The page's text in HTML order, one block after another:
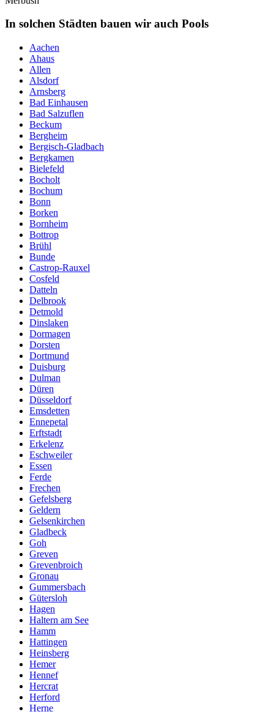
In solchen Städten bauen wir auch Pools
Aachen
Ahaus
Allen
Alsdorf
Arnsberg
Bad Einhausen
Bad Salzuflen
Beckum
Bergheim
Bergisch-Gladbach
Bergkamen
Bielefeld
Bocholt
Bochum
Bonn
Borken
Bornheim
Bottrop
Brühl
Bunde
Castrop-Rauxel
Cosfeld
Datteln
Delbrook
Detmold
Dinslaken
Dormagen
Dorsten
Dortmund
Duisburg
Dulman
Düren
Düsseldorf
Emsdetten
Ennepetal
Erftstadt
Erkelenz
Eschweiler
Essen
Ferde
Frechen
Gefelsberg
Geldern
Gelsenkirchen
Gladbeck
Goh
Greven
Grevenbroich
Gronau
Gummersbach
Gütersloh
Hagen
Haltern am See
Hamm
Hattingen
Heinsberg
Hemer
Hennef
Hercrat
Herford
Herne